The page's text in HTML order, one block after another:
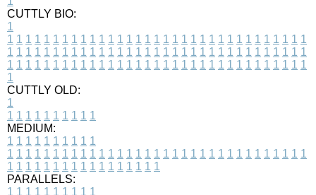
CUTTLY BIO:
1
1 1 1 1 1 1 1 1 1 1 1 1 1 1 1 1 1 1 1 1 1 1 1 1 1 1 1 1 1 1 1 1 1
1 1 1 1 1 1 1 1 1 1 1 1 1 1 1 1 1 1 1 1 1 1 1 1 1 1 1 1 1 1 1 1 1
1 1 1 1 1 1 1 1 1 1 1 1 1 1 1 1 1 1 1 1 1 1 1 1 1 1 1 1 1 1 1 1 1
1
CUTTLY OLD:
1
1 1 1 1 1 1 1 1 1 1
MEDIUM:
1 1 1 1 1 1 1 1 1 1
1 1 1 1 1 1 1 1 1 1 1 1 1 1 1 1 1 1 1 1 1 1 1 1 1 1 1 1 1 1 1 1 1
1 1 1 1 1 1 1 1 1 1 1 1 1 1 1 1 1
PARALLELS:
1 1 1 1 1 1 1 1 1 1